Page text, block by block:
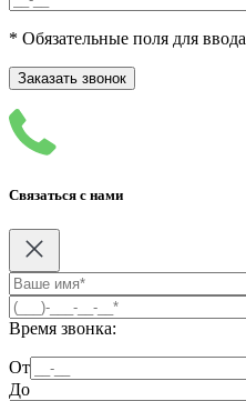
* Обязательные поля для ввода
Связаться с нами
Время звонка:
От
До